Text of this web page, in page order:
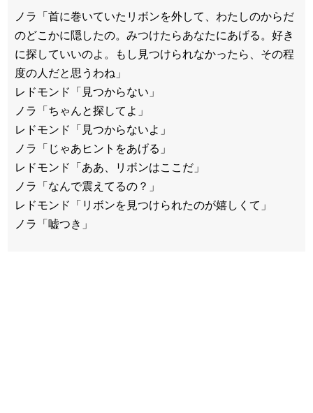
ノラ「首に巻いていたリボンを外して、わたしのからだ
のどこかに隠したの。みつけたらあなたにあげる。好き
に探していいのよ。もし見つけられなかったら、その程
度の人だと思うわね」
レドモンド「見つからない」
ノラ「ちゃんと探してよ」
レドモンド「見つからないよ」
ノラ「じゃあヒントをあげる」
レドモンド「ああ、リボンはここだ」
ノラ「なんで震えてるの？」
レドモンド「リボンを見つけられたのが嬉しくて」
ノラ「嘘つき」